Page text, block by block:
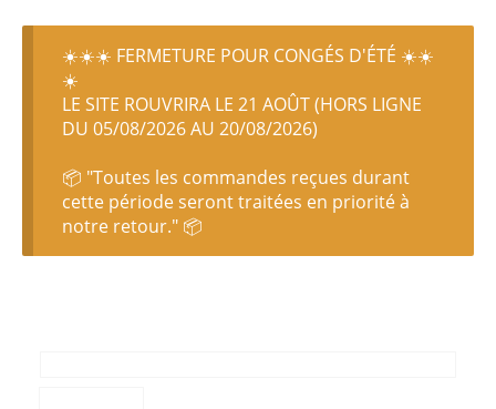
☀️☀️☀️ FERMETURE POUR CONGÉS D'ÉTÉ ☀️☀️
☀️
LE SITE ROUVRIRA LE 21 AOÛT (HORS LIGNE
DU 05/08/2026 AU 20/08/2026)
📦 "Toutes les commandes reçues durant
cette période seront traitées en priorité à
notre retour." 📦